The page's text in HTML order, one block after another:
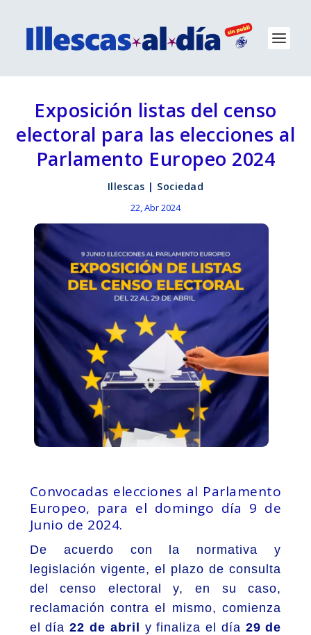
Exposición listas del censo
electoral para las elecciones al
Parlamento Europeo 2024
Illescas | Sociedad
22, Abr 2024
Convocadas elecciones al Parlamento
Europeo, para el domingo día 9 de
Junio de 2024.
De acuerdo con la normativa y
legislación vigente, el plazo de consulta
del censo electoral y, en su caso,
reclamación contra el mismo, comienza
el día22 de abril y finaliza el día 29 de